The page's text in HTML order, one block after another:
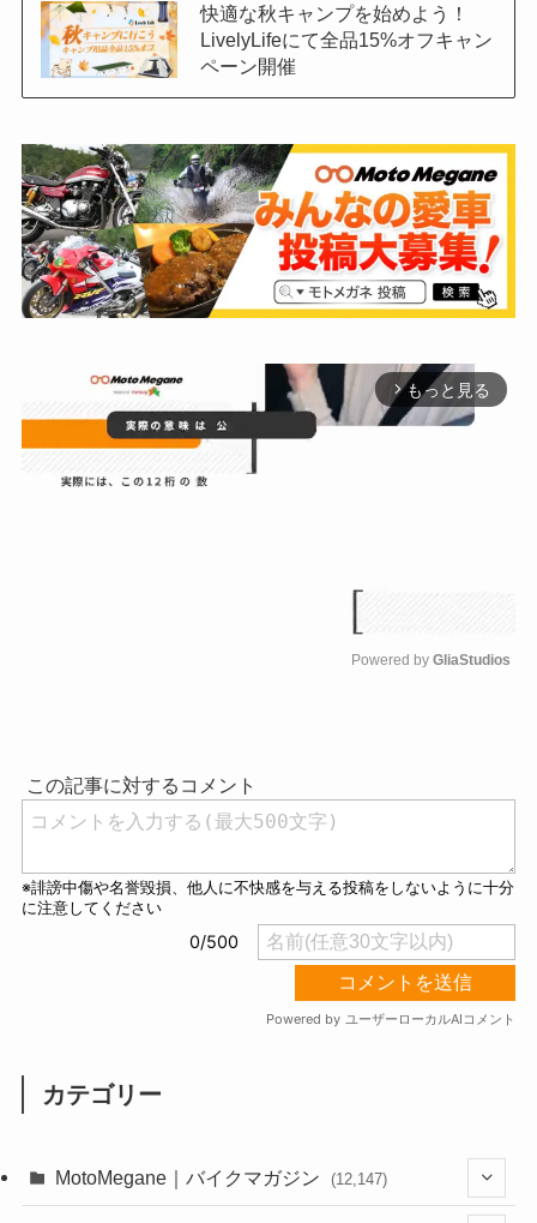
快適な秋キャンプを始めよう！
LivelyLifeにて全品15%オフキャン
ペーン開催
arrow_forward_ios もっと見る
Powered by GliaStudios
カテゴリー
MotoMegane｜バイクマガジン (12,147)